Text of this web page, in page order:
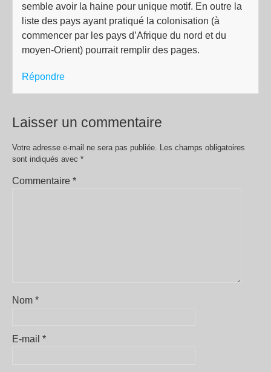
semble avoir la haine pour unique motif. En outre la
liste des pays ayant pratiqué la colonisation (à
commencer par les pays d’Afrique du nord et du
moyen-Orient) pourrait remplir des pages.
Répondre
Laisser un commentaire
Votre adresse e-mail ne sera pas publiée. Les champs obligatoires
sont indiqués avec *
Commentaire *
Nom *
E-mail *